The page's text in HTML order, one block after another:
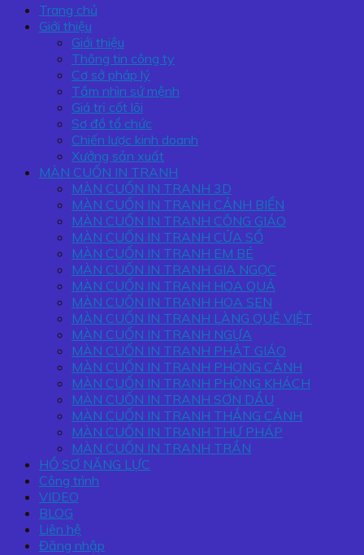
Trang chủ
Giới thiệu
Giới thiệu
Thông tin công ty
Cơ sở pháp lý
Tầm nhìn sứ mệnh
Giá trị cốt lõi
Sơ đồ tổ chức
Chiến lược kinh doanh
Xưởng sản xuất
MÀN CUỐN IN TRANH
MÀN CUỐN IN TRANH 3D
MÀN CUỐN IN TRANH CẢNH BIỂN
MÀN CUỐN IN TRANH CÔNG GIÁO
MÀN CUỐN IN TRANH CỬA SỔ
MÀN CUỐN IN TRANH EM BÉ
MÀN CUỐN IN TRANH GIA NGỌC
MÀN CUỐN IN TRANH HOA QUẢ
MÀN CUỐN IN TRANH HOA SEN
MÀN CUỐN IN TRANH LÀNG QUÊ VIỆT
MÀN CUỐN IN TRANH NGỰA
MÀN CUỐN IN TRANH PHẬT GIÁO
MÀN CUỐN IN TRANH PHONG CẢNH
MÀN CUỐN IN TRANH PHÒNG KHÁCH
MÀN CUỐN IN TRANH SƠN DẦU
MÀN CUỐN IN TRANH THẮNG CẢNH
MÀN CUỐN IN TRANH THƯ PHÁP
MÀN CUỐN IN TRANH TRẦN
HỒ SƠ NĂNG LỰC
Công trình
VIDEO
BLOG
Liên hệ
Đăng nhập